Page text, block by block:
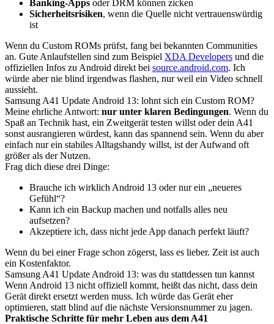
Banking-Apps oder DRM können zicken
Sicherheitsrisiken, wenn die Quelle nicht vertrauenswürdig
ist
Wenn du Custom ROMs prüfst, fang bei bekannten Communities
an. Gute Anlaufstellen sind zum Beispiel XDA Developers und die
offiziellen Infos zu Android direkt bei source.android.com. Ich
würde aber nie blind irgendwas flashen, nur weil ein Video schnell
aussieht.
Samsung A41 Update Android 13: lohnt sich ein Custom ROM?
Meine ehrliche Antwort: nur unter klaren Bedingungen. Wenn du
Spaß an Technik hast, ein Zweitgerät testen willst oder dein A41
sonst ausrangieren würdest, kann das spannend sein. Wenn du aber
einfach nur ein stabiles Alltagshandy willst, ist der Aufwand oft
größer als der Nutzen.
Frag dich diese drei Dinge:
Brauche ich wirklich Android 13 oder nur ein „neueres
Gefühl“?
Kann ich ein Backup machen und notfalls alles neu
aufsetzen?
Akzeptiere ich, dass nicht jede App danach perfekt läuft?
Wenn du bei einer Frage schon zögerst, lass es lieber. Zeit ist auch
ein Kostenfaktor.
Samsung A41 Update Android 13: was du stattdessen tun kannst
Wenn Android 13 nicht offiziell kommt, heißt das nicht, dass dein
Gerät direkt ersetzt werden muss. Ich würde das Gerät eher
optimieren, statt blind auf die nächste Versionsnummer zu jagen.
Praktische Schritte für mehr Leben aus dem A41